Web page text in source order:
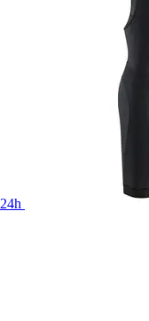
24h